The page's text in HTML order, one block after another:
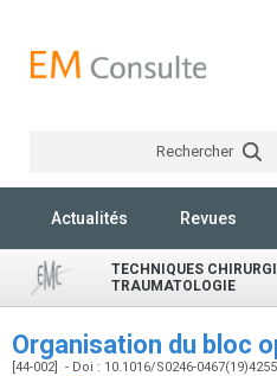
Rechercher
Actualités Revues
TECHNIQUES
TRAUMATOLOGIE
Organisation du bloc
[44-002] - Doi : 10.1016/S0246-